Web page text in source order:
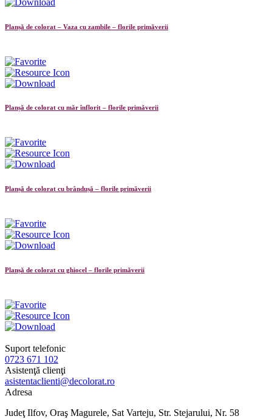
Planșă de colorat – Vaza cu zambile – florile primăverii
Planșă de colorat cu măr înflorit – florile primăverii
Planșă de colorat cu brândușă – florile primăverii
Planșă de colorat cu ghiocel – florile primăverii
Suport telefonic
0723 671 102
Asistenţă clienţi
asistentaclienti@decolorat.ro
Adresa
Judeţ Ilfov, Oraş Magurele, Sat Varteju, Str. Stejarului, Nr. 58